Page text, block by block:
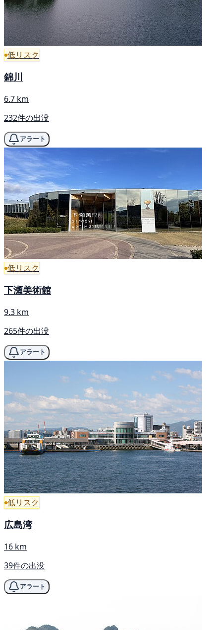
低リスク
錦川
6.7 km
232件の出没
アラート
低リスク
下瀬美術館
9.3 km
265件の出没
アラート
低リスク
広島湾
16 km
39件の出没
アラート